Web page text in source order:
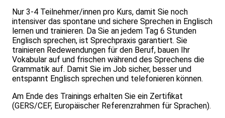
Nur 3-4 Teilnehmer/innen pro Kurs, damit Sie noch
intensiver das spontane und sichere Sprechen in Englisch
lernen und trainieren. Da Sie an jedem Tag 6 Stunden
Englisch sprechen, ist Sprechpraxis garantiert. Sie
trainieren Redewendungen für den Beruf, bauen Ihr
Vokabular auf und frischen während des Sprechens die
Grammatik auf. Damit Sie im Job sicher, besser und
entspannt Englisch sprechen und telefonieren können.
Am Ende des Trainings erhalten Sie ein Zertifikat
(GERS/CEF, Europäischer Referenzrahmen für Sprachen).